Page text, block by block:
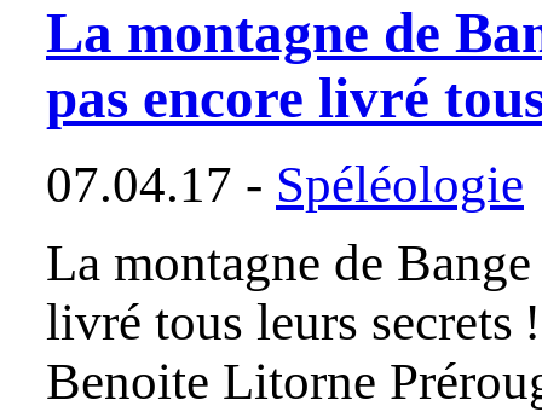
La montagne de
pas encore livré
07.04.17 - Spéléologie
La montagne de
livré tous leurs secrets
Benoite Litorne